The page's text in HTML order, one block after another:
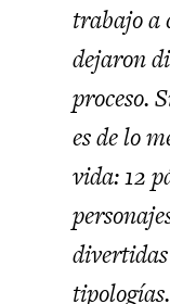
trabajo a
dejaron
proceso.
es de lo
vida: 12